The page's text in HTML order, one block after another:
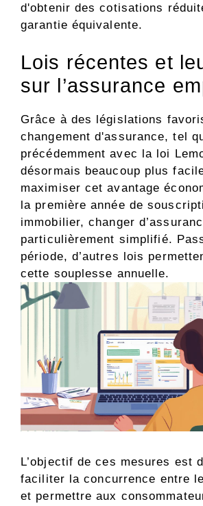
d'obtenir des cotisations
garantie équivalente.
Lois récentes et
sur l’assurance
Grâce à des législations
changement d'assurance, tel
précédemment avec la loi
désormais beaucoup plus
maximiser cet avantage
la première année de
immobilier, changer
particulièrement simplifié.
période, d’autres lois
cette souplesse annuelle.
L’objectif de ces mesures est
faciliter la concurrence entre
et permettre aux